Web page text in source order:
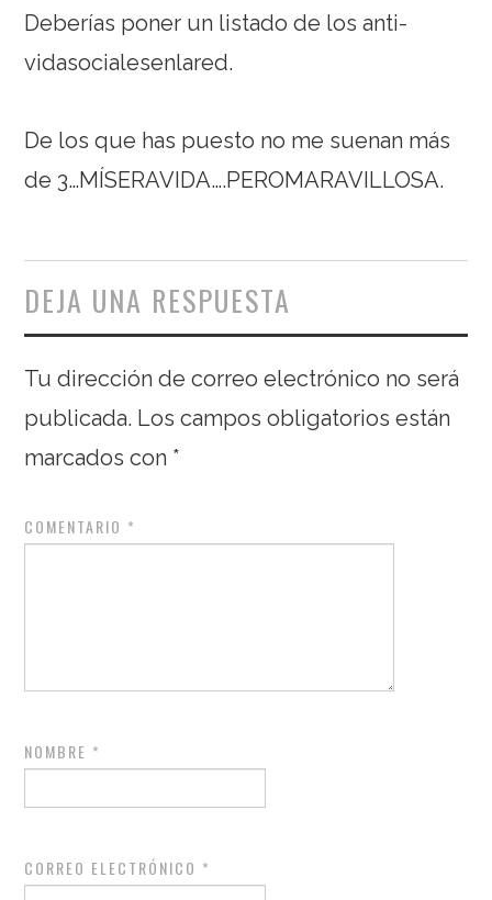
Deberías poner un listado de los anti-
vidasocialesenlared.
De los que has puesto no me suenan más
de 3…MÍSERAVIDA….PEROMARAVILLOSA.
DEJA UNA RESPUESTA
Tu dirección de correo electrónico no será
publicada. Los campos obligatorios están
marcados con *
COMENTARIO *
NOMBRE *
CORREO ELECTRÓNICO *